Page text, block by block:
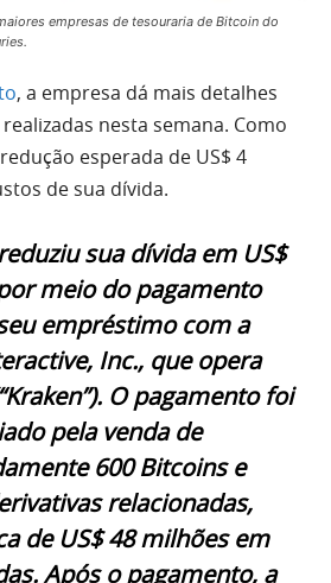
empresas de tesouraria de Bitcoin do
, a empresa dá mais detalhes
nesta semana. Como
esperada de US$ 4
de sua dívida.
sua dívida em US$
meio do pagamento
empréstimo com a
Inc., que opera
O pagamento foi
pela venda de
600 Bitcoins e
relacionadas,
de US$ 48 milhões em
Após o pagamento, a